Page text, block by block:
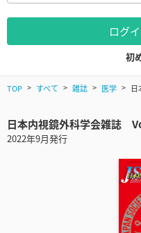
ログ
初
TOP すべて 雑誌 医学
日本内視鏡外科学会雑誌
2022年9月発行